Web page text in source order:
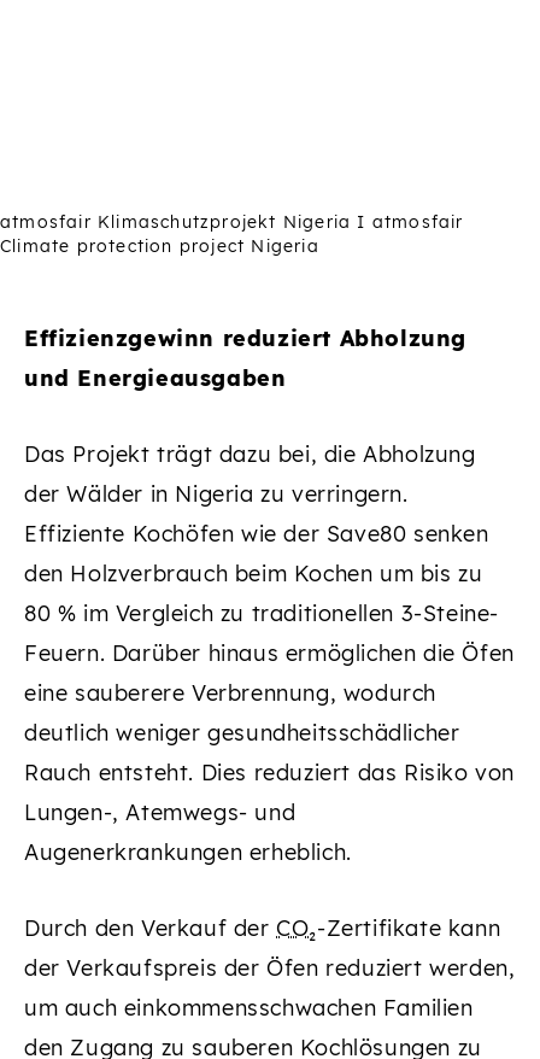
atmosfair Klimaschutzprojekt Nigeria I atmosfair
Climate protection project Nigeria
Effizienzgewinn reduziert Abholzung
und Energieausgaben
Das Projekt trägt dazu bei, die Abholzung
der Wälder in Nigeria zu verringern.
Effiziente Kochöfen wie der Save80 senken
den Holzverbrauch beim Kochen um bis zu
80 % im Vergleich zu traditionellen 3-Steine-
Feuern. Darüber hinaus ermöglichen die Öfen
eine sauberere Verbrennung, wodurch
deutlich weniger gesundheitsschädlicher
Rauch entsteht. Dies reduziert das Risiko von
Lungen-, Atemwegs- und
Augenerkrankungen erheblich.
Durch den Verkauf derCO₂-Zertifikate kann
der Verkaufspreis der Öfen reduziert werden,
um auch einkommensschwachen Familien
den Zugang zu sauberen Kochlösungen zu